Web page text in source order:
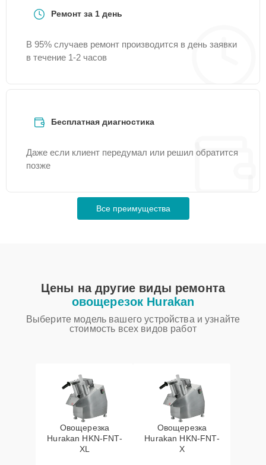
Ремонт за 1 день
В 95% случаев ремонт производится в день заявки
в течение 1-2 часов
Бесплатная диагностика
Даже если клиент передумал или решил обратится
позже
Все преимущества
Цены на другие виды ремонта
овощерезок Hurakan
Выберите модель вашего устройства и узнайте
стоимость всех видов работ
Овощерезка
Hurakan HKN-FNT-
XL
Овощерезка
Hurakan HKN-FNT-
X